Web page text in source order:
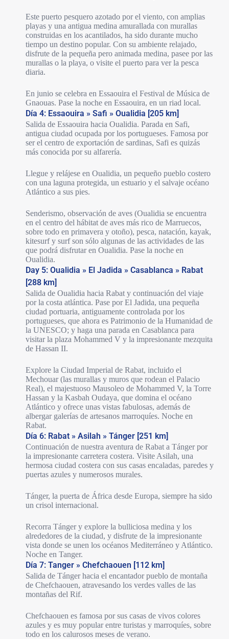
Este puerto pesquero azotado por el viento, con amplias
playas y una antigua medina amurallada con murallas
construidas en los acantilados, ha sido durante mucho
tiempo un destino popular. Con su ambiente relajado,
disfrute de la pequeña pero animada medina, pasee por las
murallas o la playa, o visite el puerto para ver la pesca
diaria.
En junio se celebra en Essaouira el Festival de Música de
Gnaouas. Pase la noche en Essaouira, en un riad local.
Día 4: Essaouira » Safi » Oualidia [205 km]
Salida de Essaouira hacia Oualidia. Parada en Safi,
antigua ciudad ocupada por los portugueses. Famosa por
ser el centro de exportación de sardinas, Safi es quizás
más conocida por su alfarería.
Llegue y relájese en Oualidia, un pequeño pueblo costero
con una laguna protegida, un estuario y el salvaje océano
Atlántico a sus pies.
Senderismo, observación de aves (Oualidia se encuentra
en el centro del hábitat de aves más rico de Marruecos,
sobre todo en primavera y otoño), pesca, natación, kayak,
kitesurf y surf son sólo algunas de las actividades de las
que podrá disfrutar en Oualidia. Pase la noche en
Oualidia.
Day 5: Oualidia » El Jadida » Casablanca » Rabat
[288 km]
Salida de Oualidia hacia Rabat y continuación del viaje
por la costa atlántica. Pase por El Jadida, una pequeña
ciudad portuaria, antiguamente controlada por los
portugueses, que ahora es Patrimonio de la Humanidad de
la UNESCO; y haga una parada en Casablanca para
visitar la plaza Mohammed V y la impresionante mezquita
de Hassan II.
Explore la Ciudad Imperial de Rabat, incluido el
Mechouar (las murallas y muros que rodean el Palacio
Real), el majestuoso Mausoleo de Mohammed V, la Torre
Hassan y la Kasbah Oudaya, que domina el océano
Atlántico y ofrece unas vistas fabulosas, además de
albergar galerías de artesanos marroquíes. Noche en
Rabat.
Día 6: Rabat » Asilah » Tánger [251 km]
Continuación de nuestra aventura de Rabat a Tánger por
la impresionante carretera costera. Visite Asilah, una
hermosa ciudad costera con sus casas encaladas, paredes y
puertas azules y numerosos murales.
Tánger, la puerta de África desde Europa, siempre ha sido
un crisol internacional.
Recorra Tánger y explore la bulliciosa medina y los
alrededores de la ciudad, y disfrute de la impresionante
vista donde se unen los océanos Mediterráneo y Atlántico.
Noche en Tanger.
Día 7: Tanger » Chefchaouen [112 km]
Salida de Tánger hacia el encantador pueblo de montaña
de Chefchaouen, atravesando los verdes valles de las
montañas del Rif.
Chefchaouen es famosa por sus casas de vivos colores
azules y es muy popular entre turistas y marroquíes, sobre
todo en los calurosos meses de verano.